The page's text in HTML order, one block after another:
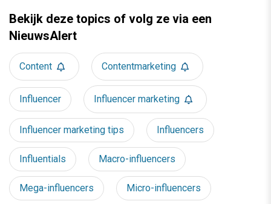
Bekijk deze topics of volg ze via een
NieuwsAlert
Content Contentmarketing
Influencer Influencer marketing
Influencer marketing tips Influencers
Influentials Macro-influencers
Mega-influencers Micro-influencers